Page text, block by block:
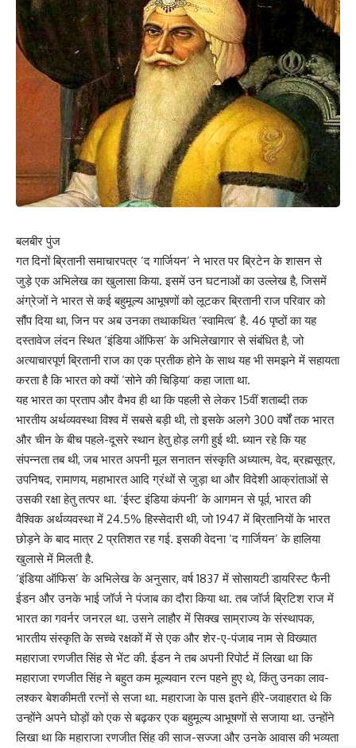
बलबीर पुंज
गत दिनों ब्रितानी समाचारपत्र ‘द गार्जियन’ ने भारत पर ब्रिटेन के शासन से
जुड़े एक अभिलेख का खुलासा किया. इसमें उन घटनाओं का उल्लेख है, जिसमें
अंग्रेजों ने भारत से कई बहुमूल्य आभूषणों को लूटकर ब्रितानी राज परिवार को
सौंप दिया था, जिन पर अब उनका तथाकथित ‘स्वामित्व’ है. 46 पृष्ठों का यह
दस्तावेज लंदन स्थित ‘इंडिया ऑफिस’ के अभिलेखागार से संबंधित है, जो
अत्याचारपूर्ण ब्रितानी राज का एक प्रतीक होने के साथ यह भी समझने में सहायता
करता है कि भारत को क्यों ‘सोने की चिड़िया’ कहा जाता था.
यह भारत का प्रताप और वैभव ही था कि पहली से लेकर 15वीं शताब्दी तक
भारतीय अर्थव्यवस्था विश्व में सबसे बड़ी थी, तो इसके अलगे 300 वर्षों तक भारत
और चीन के बीच पहले-दूसरे स्थान हेतु होड़ लगी हुई थी. ध्यान रहे कि यह
संपन्नता तब थी, जब भारत अपनी मूल सनातन संस्कृति अध्यात्म, वेद, ब्रह्मसूत्र,
उपनिषद, रामाणय, महाभारत आदि ग्रंथों से जुड़ा था और विदेशी आक्रांताओं से
उसकी रक्षा हेतु तत्पर था. ‘ईस्ट इंडिया कंपनी’ के आगमन से पूर्व, भारत की
वैश्विक अर्थव्यवस्था में 24.5% हिस्सेदारी थी, जो 1947 में ब्रितानियों के भारत
छोड़ने के बाद मात्र 2 प्रतिशत रह गई. इसकी वेदना ‘द गार्जियन’ के हालिया
खुलासे में मिलती है.
‘इंडिया ऑफिस’ के अभिलेख के अनुसार, वर्ष 1837 में सोसायटी डायरिस्ट फैनी
ईडन और उनके भाई जॉर्ज ने पंजाब का दौरा किया था. तब जॉर्ज ब्रिटिश राज में
भारत का गवर्नर जनरल था. उसने लाहौर में सिक्ख साम्राज्य के संस्थापक,
भारतीय संस्कृति के सच्चे रक्षकों में से एक और शेर-ए-पंजाब नाम से विख्यात
महाराजा रणजीत सिंह से भेंट की. ईडन ने तब अपनी रिपोर्ट में लिखा था कि
महाराजा रणजीत सिंह ने बहुत कम मूल्यवान रत्न पहने हुए थे, किंतु उनका लाव-
लश्कर बेशकीमती रत्नों से सजा था. महाराजा के पास इतने हीरे-जवाहरात थे कि
उन्होंने अपने घोड़ों को एक से बढ़कर एक बहुमूल्य आभूषणों से सजाया था. उन्होंने
लिखा था कि महाराजा रणजीत सिंह की साज-सज्जा और उनके आवास की भव्यता